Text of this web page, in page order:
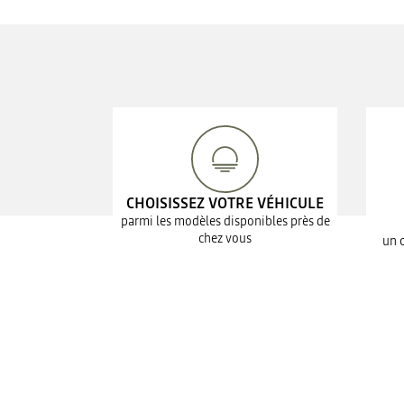
CHOISISSEZ VOTRE VÉHICULE
parmi les modèles disponibles près de
chez vous
un